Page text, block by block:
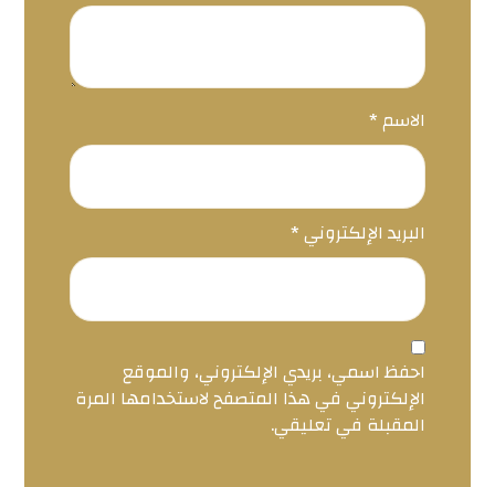
الاسم*
البريد الإلكتروني*
احفظ اسمي، بريدي الإلكتروني، والموقع
الإلكتروني في هذا المتصفح لاستخدامها المرة
المقبلة في تعليقي.